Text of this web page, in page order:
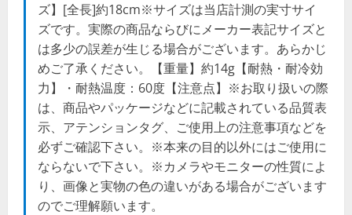
ズ】[全長]約18cm※サイズは当店計測の実寸サイ
ズです。実際の商品ならびにメーカー表記サイズと
は多少の誤差が生じる場合がございます。あらかじ
めご了承ください。【重量】約14g【耐熱・耐冷効
力】・耐熱温度：60度【注意点】※お取り扱いの際
は、商品やパッケージなどに記載されている品質表
示、アテンションタグ、ご使用上の注意事項などを
必ずご確認下さい。※本来の目的以外にはご使用に
ならないで下さい。※カメラやモニターの性質によ
り、画像と実物の色の違いがある場合がございます
のでご理解願います。